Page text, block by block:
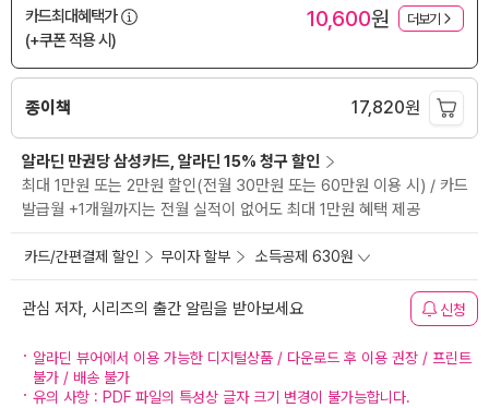
카드최대혜택가
(+쿠폰 적용 시)
10,600원 더보기
종이책 17,820원
알라딘 만권당 삼성카드, 알라딘 15% 청구 할인
최대 1만원 또는 2만원 할인(전월 30만원 또는 60만원 이용 시) / 카드
발급월 +1개월까지는 전월 실적이 없어도 최대 1만원 혜택 제공
카드/간편결제 할인 무이자 할부 소득공제 630원
관심 저자, 시리즈의 출간 알림을 받아보세요 신청
알라딘 뷰어에서 이용 가능한 디지털상품 / 다운로드 후 이용 권장 / 프린트
불가 / 배송 불가
유의 사항 : PDF 파일의 특성상 글자 크기 변경이 불가능합니다.